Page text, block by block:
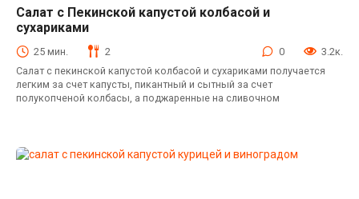
Салат с Пекинской капустой колбасой и
сухариками
25 мин. 2 0
3.2к.
Салат с пекинской капустой колбасой и сухариками получается
легким за счет капусты, пикантный и сытный за счет
полукопченой колбасы, а поджаренные на сливочном